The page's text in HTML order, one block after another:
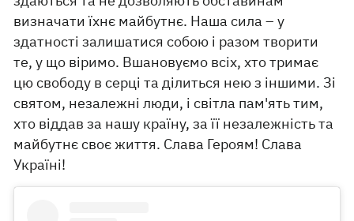
визначати їхнє майбутнє. Наша сила – у
здатності залишатися собою і разом творити
те, у що віримо. Вшановуємо всіх, хто тримає
цю свободу в серці та ділиться нею з іншими. Зі
святом, незалежні люди, і світла пам'ять тим,
хто віддав за нашу країну, за її незалежність та
майбутнє своє життя. Слава Героям! Слава
Україні!